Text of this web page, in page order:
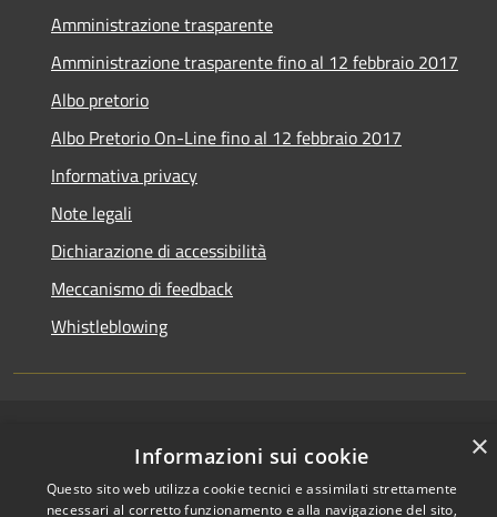
Amministrazione trasparente
Amministrazione trasparente fino al 12 febbraio 2017
Albo pretorio
Albo Pretorio On-Line fino al 12 febbraio 2017
Informativa privacy
Note legali
Dichiarazione di accessibilità
Meccanismo di feedback
Whistleblowing
Privacy
Arcidosso • Powered by
Municipium•Accesso
×
Informazioni sui cookie
Questo sito web utilizza cookie tecnici e assimilati strettamente
necessari al corretto funzionamento e alla navigazione del sito,